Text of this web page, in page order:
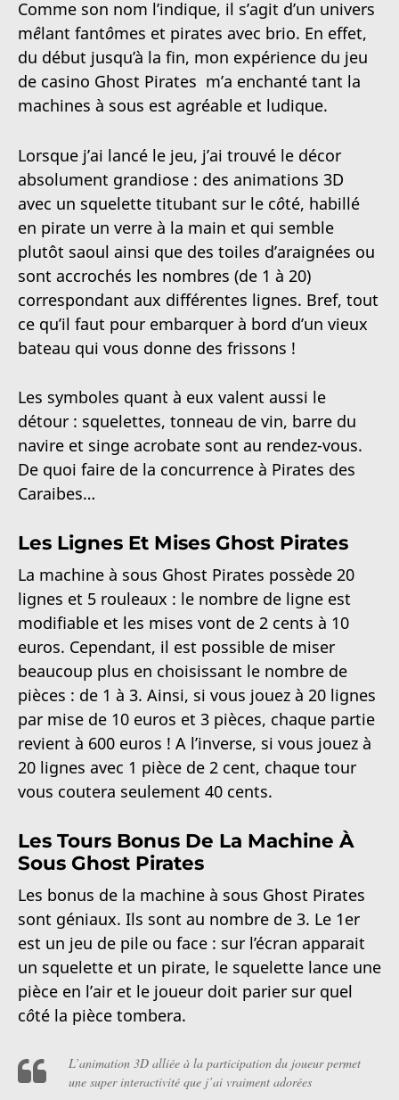
Comme son nom l’indique, il s’agit d’un univers
mêlant fantômes et pirates avec brio. En effet,
du début jusqu’à la fin, mon expérience du jeu
de casino Ghost Pirates m’a enchanté tant la
machines à sous est agréable et ludique.
Lorsque j’ai lancé le jeu, j’ai trouvé le décor
absolument grandiose : des animations 3D
avec un squelette titubant sur le côté, habillé
en pirate un verre à la main et qui semble
plutôt saoul ainsi que des toiles d’araignées ou
sont accrochés les nombres (de 1 à 20)
correspondant aux différentes lignes. Bref, tout
ce qu’il faut pour embarquer à bord d’un vieux
bateau qui vous donne des frissons !
Les symboles quant à eux valent aussi le
détour : squelettes, tonneau de vin, barre du
navire et singe acrobate sont au rendez-vous.
De quoi faire de la concurrence à Pirates des
Caraibes…
Les Lignes Et Mises Ghost Pirates
La machine à sous Ghost Pirates possède 20
lignes et 5 rouleaux : le nombre de ligne est
modifiable et les mises vont de 2 cents à 10
euros. Cependant, il est possible de miser
beaucoup plus en choisissant le nombre de
pièces : de 1 à 3. Ainsi, si vous jouez à 20 lignes
par mise de 10 euros et 3 pièces, chaque partie
revient à 600 euros ! A l’inverse, si vous jouez à
20 lignes avec 1 pièce de 2 cent, chaque tour
vous coutera seulement 40 cents.
Les Tours Bonus De La Machine À
Sous Ghost Pirates
Les bonus de la machine à sous Ghost Pirates
sont géniaux. Ils sont au nombre de 3. Le 1er
est un jeu de pile ou face : sur l’écran apparait
un squelette et un pirate, le squelette lance une
pièce en l’air et le joueur doit parier sur quel
côté la pièce tombera.
L’animation 3D alliée à la participation du joueur permet
une super interactivité que j’ai vraiment adorées